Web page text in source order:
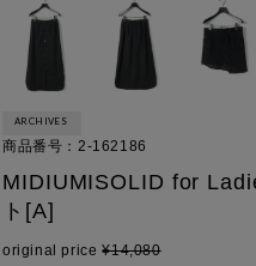
ARCHIVES
商品番号 2-162186
MIDIUMISOLID for
ト[A]
original price ¥14,080